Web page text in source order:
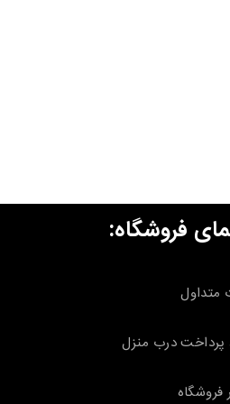
فروشگاه:
متداول
پرداخت درب منزل
فروشگاه